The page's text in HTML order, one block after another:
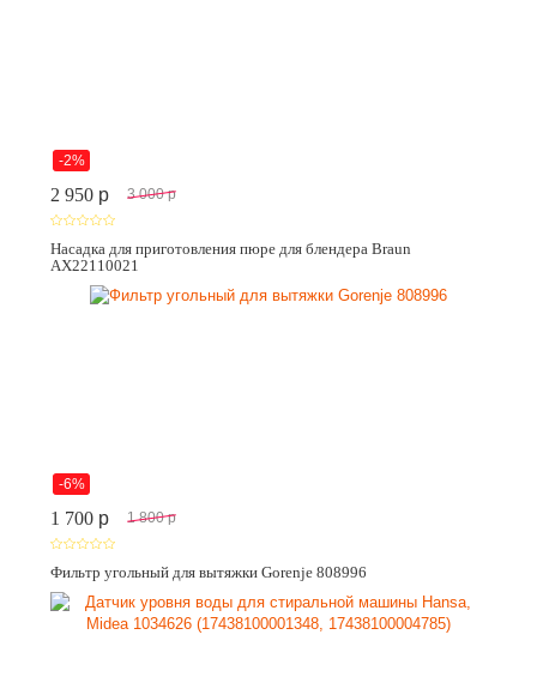
-2%
2 950 p 3 000 p
Насадка для приготовления пюре для блендера Braun
AX22110021
-6%
1 700 p 1 800 p
Фильтр угольный для вытяжки Gorenje 808996